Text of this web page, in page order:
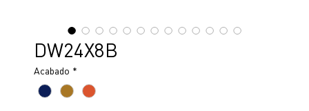
DW24X8B
Acabado *